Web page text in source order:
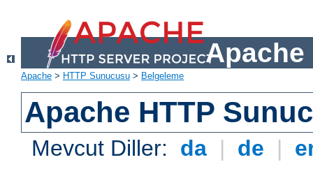
Apache
Apache > HTTP Sunucusu > Belgeleme
Apache HTTP
Mevcut Diller: da | de |